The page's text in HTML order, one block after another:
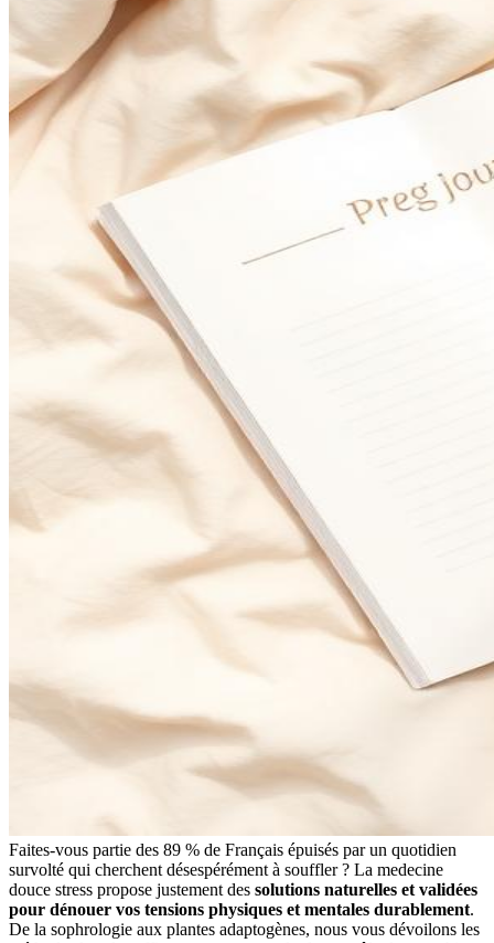
Faites-vous partie des 89 % de Français épuisés par un quotidien
survolté qui cherchent désespérément à souffler ? La medecine
douce stress propose justement des solutions naturelles et validées
pour dénouer vos tensions physiques et mentales durablement.
De la sophrologie aux plantes adaptogènes, nous vous dévoilons les